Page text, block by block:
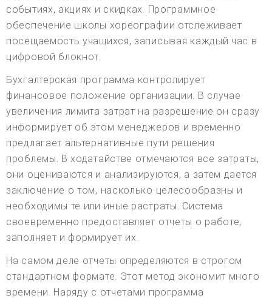
событиях, акциях и скидках. Программное
обеспечение школы хореографии отслеживает
посещаемость учащихся, записывая каждый час в
цифровой блокнот.
Бухгалтерская программа контролирует
финансовое положение организации. В случае
увеличения лимита затрат на разрешение он сразу
информирует об этом менеджеров и временно
предлагает альтернативные пути решения
проблемы. В ходатайстве отмечаются все затраты,
они оцениваются и анализируются, а затем дается
заключение о том, насколько целесообразны и
необходимы те или иные растраты. Система
своевременно предоставляет отчеты о работе,
заполняет и формирует их.
На самом деле отчеты определяются в строгом
стандартном формате. Этот метод экономит много
времени. Наряду с отчетами программа